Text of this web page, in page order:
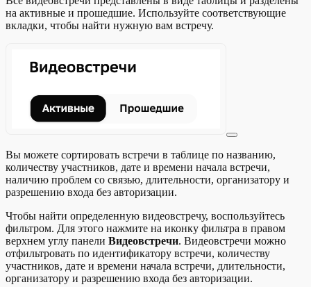
на активные и прошедшие. Используйте соответствующие
вкладки, чтобы найти нужную вам встречу.
Вы можете сортировать встречи в таблице по названию,
количеству участников, дате и времени начала встречи,
наличию проблем со связью, длительности, организатору и
разрешению входа без авторизации.
Чтобы найти определенную видеовстречу, воспользуйтесь
фильтром. Для этого нажмите на иконку фильтра в правом
верхнем углу панели Видеовстречи. Видеовстречи можно
отфильтровать по идентификатору встречи, количеству
участников, дате и времени начала встречи, длительности,
организатору и разрешению входа без авторизации.